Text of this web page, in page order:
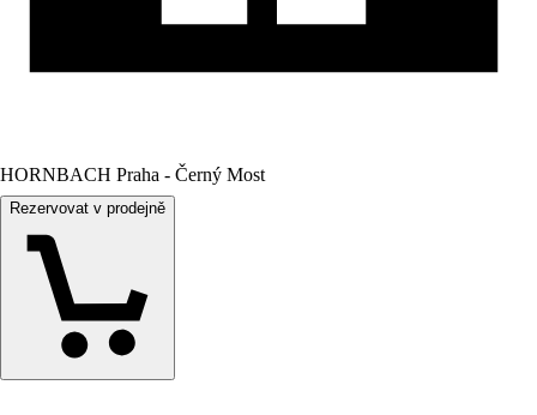
HORNBACH Praha - Černý Most
Rezervovat v prodejně